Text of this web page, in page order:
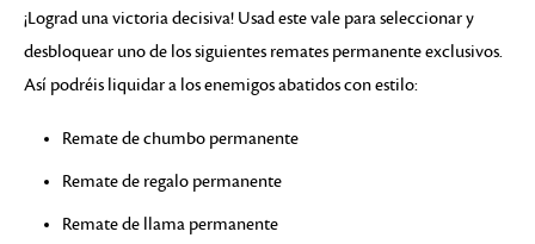
¡Lograd una victoria decisiva! Usad este vale para seleccionar y
desbloquear uno de los siguientes remates permanente exclusivos.
Así podréis liquidar a los enemigos abatidos con estilo:
Remate de chumbo permanente
Remate de regalo permanente
Remate de llama permanente